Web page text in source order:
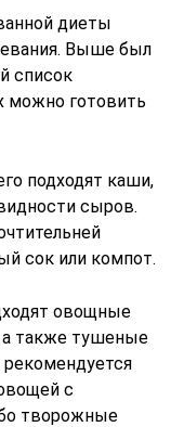
диеты
Выше был
список
можно готовить
подходят каши,
сыров.
сок или компот.
овощные
а также тушеные
с
творожные